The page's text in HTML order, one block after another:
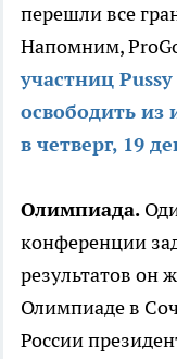
перешли все
Напомним,
участниц
освободить из
в четверг, 19
Олимпиада.
конференции
результатов он
Олимпиаде в
России